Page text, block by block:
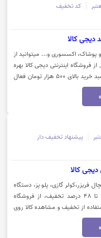
کد تخفیف
و پوشاک، اکسسوری و... میتوانید از
از فروشگاه اینترنتی دیجی کالا بهره
مند شوید. قابل توجه این کد تخفیف، با سبد خرید بالای 500 هزار تومان فعال
کنید" کلیک نمایید.
پیشنهاد تخفیف دار
فریزر،کولر گازی، پلو پز، دستگاه
تصفیه آب، پنکه، تلویزیون و... میتوانید تا 48 درصد تخفیف، از فروشگاه
از تخفیف و مشاهده کالا روی